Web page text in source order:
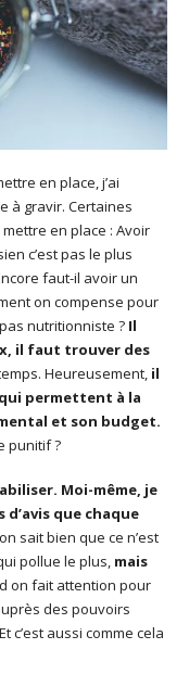
en place, j’ai
à gravir. Certaines
en place : Avoir
c’est pas le plus
faut-il avoir un
on compense pour
nutritionniste ? Il
il faut trouver des
Heureusement, il
permettent à la
et son budget.
punitif ?
Moi-même, je
que chaque
sait bien que ce n’est
pollue le plus, mais
on fait attention pour
des pouvoirs
c’est aussi comme cela